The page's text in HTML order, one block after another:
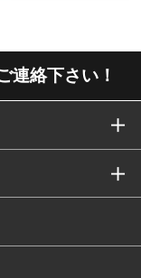
連絡下さい！